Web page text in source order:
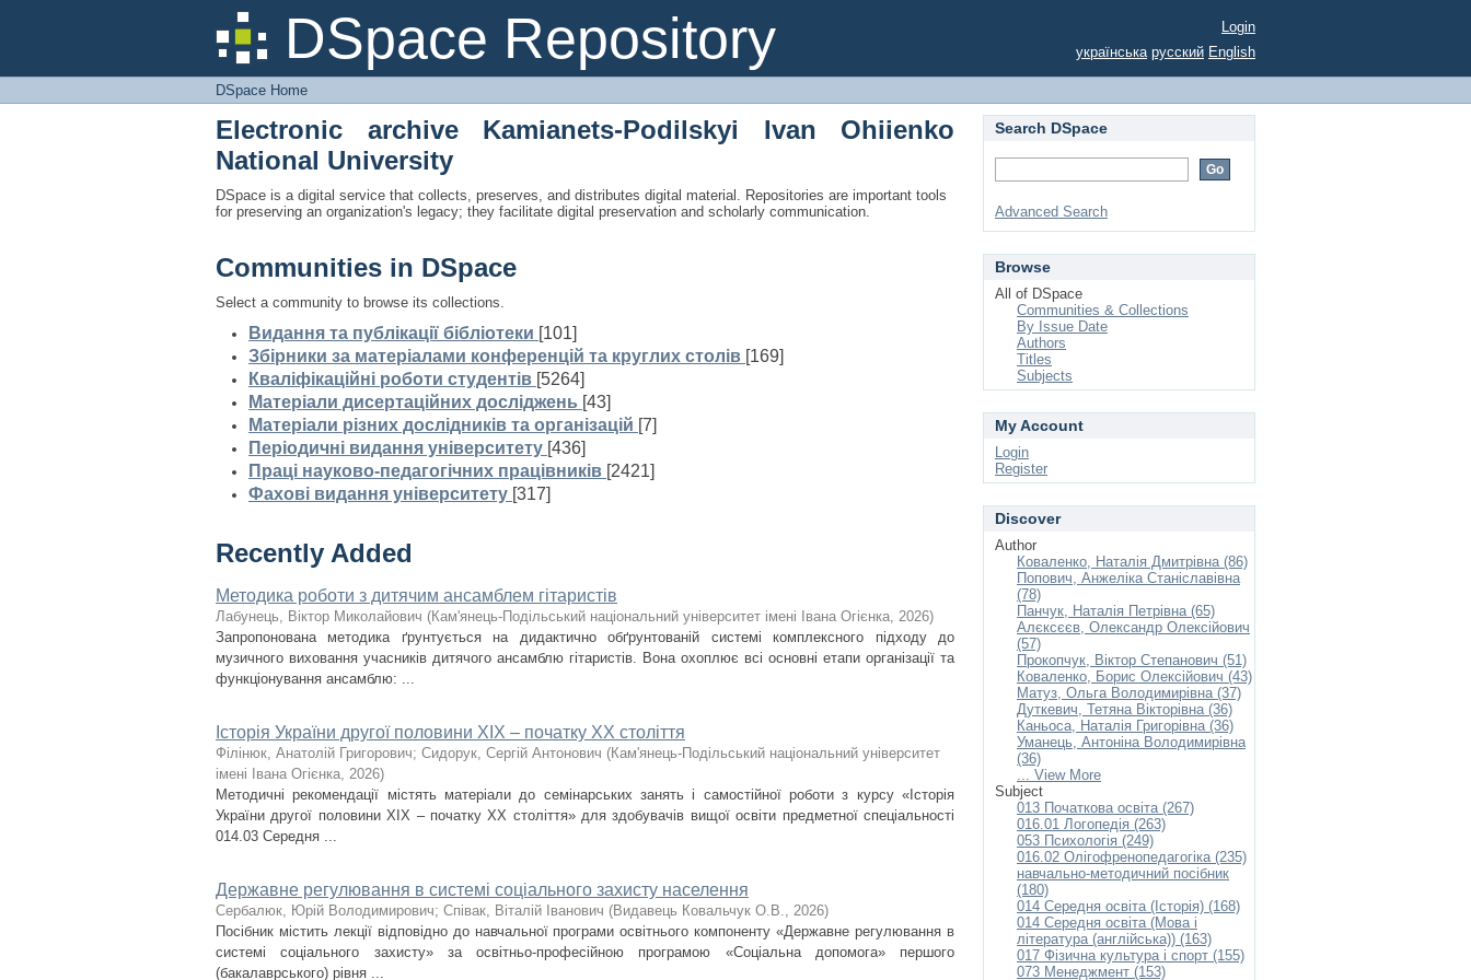
DSpace Repository
DSpace Home
Login
українська русский English
DSpace Home
Electronic archive Kamianets-Podilskyi Ivan Ohiienko
National University
DSpace is a digital service that collects, preserves, and distributes digital material. Repositories are important tools
for preserving an organization's legacy; they facilitate digital preservation and scholarly communication.
Communities in DSpace
Select a community to browse its collections.
Видання та публікації бібліотеки [101]
Збірники за матеріалами конференцій та круглих столів [169]
Кваліфікаційні роботи студентів [5264]
Матеріали дисертаційних досліджень [43]
Матеріали різних дослідників та організацій [7]
Періодичні видання університету [436]
Праці науково-педагогічних працівників [2421]
Фахові видання університету [317]
Recently Added
Методика роботи з дитячим ансамблем гітаристів
Лабунець, Віктор Миколайович (Кам'янець-Подільський національний університет імені Івана Огієнка, 2026)
Запропонована методика ґрунтується на дидактично обґрунтованій системі комплексного підходу до
музичного виховання учасників дитячого ансамблю гітаристів. Вона охоплює всі основні етапи організації та
функціонування ансамблю: ...
Історія України другої половини XIX – початку ХХ століття
Філінюк, Анатолій Григорович; Сидорук, Сергій Антонович (Кам'янець-Подільський національний університет
імені Івана Огієнка, 2026)
Методичні рекомендації містять матеріали до семінарських занять і самостійної роботи з курсу «Історія
України другої половини ХІХ – початку ХХ століття» для здобувачів вищої освіти предметної спеціальності
014.03 Середня ...
Державне регулювання в системі соціального захисту населення
Сербалюк, Юрій Володимирович; Співак, Віталій Іванович (Видавець Ковальчук О.В., 2026)
Посібник містить лекції відповідно до навчальної програми освітнього компоненту «Державне регулювання в
системі соціального захисту» за освітньо-професійною програмою «Соціальна допомога» першого
(бакалаврського) рівня ...
Search DSpace
Advanced Search
Browse
All of DSpace
Communities & Collections
By Issue Date
Authors
Titles
Subjects
My Account
Login
Register
Discover
Author
Коваленко, Наталія Дмитрівна (86)
Попович, Анжеліка Станіславівна
(78)
Панчук, Наталія Петрівна (65)
Алєксєєв, Олександр Олексійович
(57)
Прокопчук, Віктор Степанович (51)
Коваленко, Борис Олексійович (43)
Матуз, Ольга Володимирівна (37)
Дуткевич, Тетяна Вікторівна (36)
Каньоса, Наталія Григорівна (36)
Уманець, Антоніна Володимирівна
(36)
... View More
Subject
013 Початкова освіта (267)
016.01 Логопедія (263)
053 Психологія (249)
016.02 Олігофренопедагогіка (235)
навчально-методичний посібник
(180)
014 Середня освіта (Історія) (168)
014 Середня освіта (Мова і
література (англійська)) (163)
017 Фізична культура і спорт (155)
073 Менеджмент (153)